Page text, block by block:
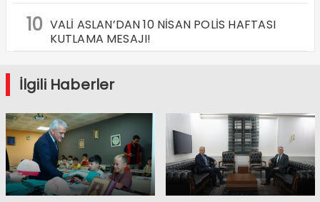
10 VALİ ASLAN’DAN 10 NİSAN POLİS HAFTASI
KUTLAMA MESAJI!
İlgili Haberler